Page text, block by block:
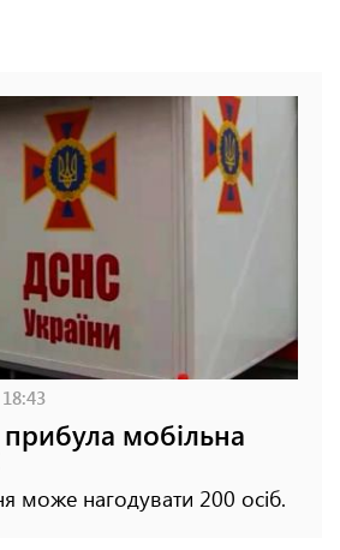
мобільна
може нагодувати 200 осіб.